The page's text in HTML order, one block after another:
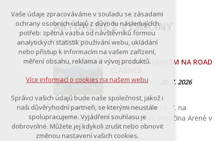
AKTUÁLNĚ Z VYSOČINY
VYSOČINA TOURISM NA ROAD
20. 7. 2026
Vysočina Tourism se představila 18. 7. na
cyklistické akci Road Classics ve Vysočina Areně v
Novém Městě na Moravě.
Vaše údaje zpracováváme v souladu se zásadami
ochrany osobních údajů z důvodu následujících
potřeb: zpětná vazba od návštěvníků formou
analytických statistik používání webu, ukládání
nebo přístup k informacím na vašem zařízení,
měření obsahu, reklama a vývoj produktů.
Více informací o cookies na našem webu
Správci vašich údajů bude naše společnost, jakož i
naši důvěryhodní partneři, se kterými neustále
spolupracujeme. Vyjádření souhlasu je
dobrovolné. Můžete jej kdykoli zrušit nebo obnovit
změnou nastavení vašich cookies.